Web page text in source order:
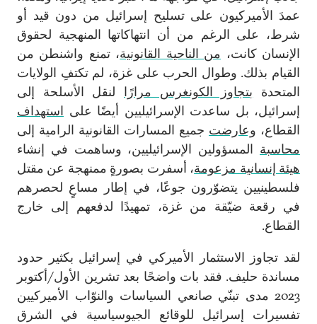
عمدَ الأميركيون على تسليح إسرائيل من دون قيد أو
شرط، على الرغم من أن انتهاكاتها المنهجية لحقوق
الإنسان كانت، من الناحية القانونية، تمنع واشنطن من
القيام بذلك. وطوال الحرب على غزة، لم تكتفِ الولايات
المتحدة بتجاوز الكونغرس مرارًا لنقل الأسلحة إلى
إسرائيل، بل ساعدت الإسرائيليين أيضًا على استهداف
القطاع، وعارضت جميع المسارات القانونية الرامية إلى
محاسبة المسؤولين الإسرائيليين، وساهمت في إنشاء
هيئة إنسانية مزعومة، أسفرت بصورةٍ ممنهجة عن مقتل
فلسطينيين يتضوّرون جوعًا، في إطار مساعٍ لحصرهم
في رقعة ضيّقة من غزة، تمهيدًا لدفعهم إلى خارج
القطاع.
لقد تجاوز الاستثمار الأميركي في إسرائيل بكثير حدود
مساندة حليف. فقد بات واضحًا بعد تشرين الأول/أكتوبر
2023 مدى تبنّي صانعي السياسات والنوّاب الأميركيين
تفسيرات إسرائيل للوقائع الجيوسياسية في الشرق